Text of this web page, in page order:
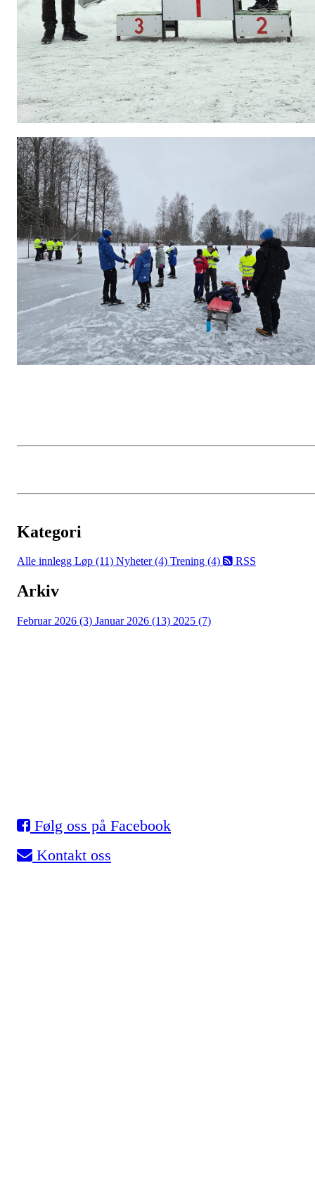
Kategori
Alle innlegg Løp (11) Nyheter (4) Trening (4) RSS
Arkiv
Februar 2026 (3) Januar 2026 (13) 2025 (7)
Følg oss på Facebook
Kontakt oss